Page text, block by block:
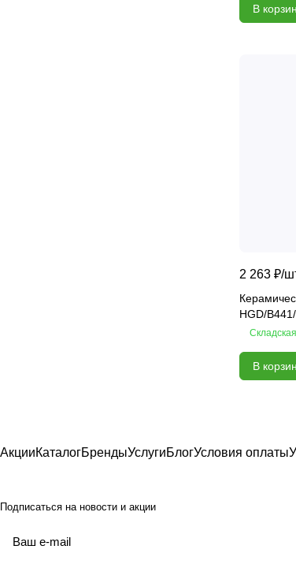
В
2 263 ₽/
HGD/
В
Lauretta
Liberty
Liberty
АкцииКаталогБрендыУслугиБлогУсловия оплаты
Подписаться на новости и акции